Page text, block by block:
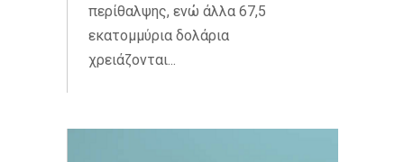
περίθαλψης, ενώ άλλα 67,5
εκατομμύρια δολάρια
χρειάζονται...